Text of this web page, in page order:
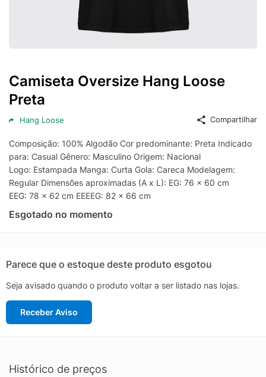
Camiseta Oversize Hang Loose
Preta
Hang Loose Compartilhar
Composição: 100% Algodão Cor predominante: Preta Indicado
para: Casual Gênero: Masculino Origem: Nacional
Logo: Estampada Manga: Curta Gola: Careca Modelagem:
Regular Dimensões aproximadas (A x L): EG: 76 x 60 cm
EEG: 78 x 62 cm EEEEG: 82 x 66 cm
Esgotado no momento
Parece que o estoque deste produto esgotou
Seja avisado quando o produto voltar a ser listado nas lojas.
Receber Aviso
Histórico de preços